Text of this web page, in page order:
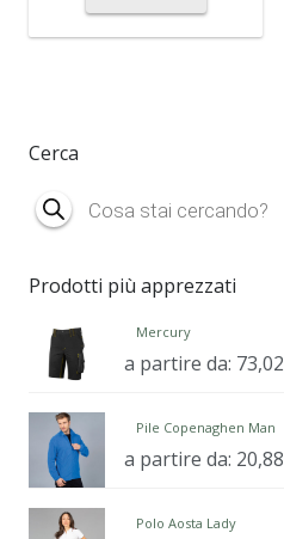
Cerca
Products
search
Prodotti più apprezzati
Mercury
a partire da: 73,02
Pile Copenaghen Man
a partire da: 20,88
Polo Aosta Lady